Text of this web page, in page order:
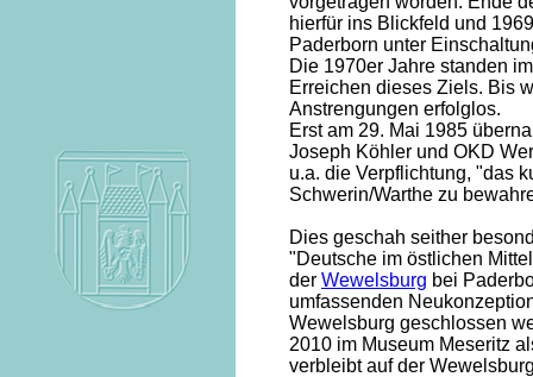
hierfür ins Blickfeld und
Paderborn unter
Die 1970er Jahre standen
Erreichen dieses Ziels. Bis
Anstrengungen erfolglos.
Erst am 29. Mai 1985
Joseph Köhler und OKD
u.a. die Verpflichtung, "das
Schwerin/Warthe zu
Dies geschah seither
"Deutsche im östlichen
der Wewelsburg bei
umfassenden
Wewelsburg geschlossen
2010 im Museum Meseritz
verbleibt auf der